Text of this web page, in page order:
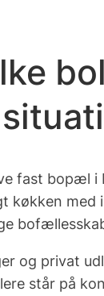
fast bopæl i
køkken med
og privat
står på